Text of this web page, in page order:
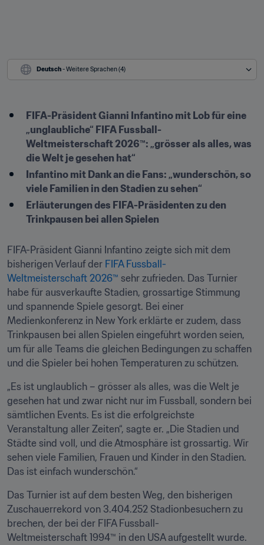
Deutsch - Weitere Sprachen (4)
FIFA-Präsident Gianni Infantino mit Lob für eine
„unglaubliche“ FIFA Fussball-
Weltmeisterschaft 2026™: „grösser als alles, was
die Welt je gesehen hat“
Infantino mit Dank an die Fans: „wunderschön, so
viele Familien in den Stadien zu sehen“
Erläuterungen des FIFA-Präsidenten zu den
Trinkpausen bei allen Spielen
FIFA-Präsident Gianni Infantino zeigte sich mit dem
bisherigen Verlauf der FIFA Fussball-
Weltmeisterschaft 2026™ sehr zufrieden. Das Turnier
habe für ausverkaufte Stadien, grossartige Stimmung
und spannende Spiele gesorgt. Bei einer
Medienkonferenz in New York erklärte er zudem, dass
Trinkpausen bei allen Spielen eingeführt worden seien,
um für alle Teams die gleichen Bedingungen zu schaffen
und die Spieler bei hohen Temperaturen zu schützen.
„Es ist unglaublich – grösser als alles, was die Welt je
gesehen hat und zwar nicht nur im Fussball, sondern bei
sämtlichen Events. Es ist die erfolgreichste
Veranstaltung aller Zeiten“, sagte er. „Die Stadien und
Städte sind voll, und die Atmosphäre ist grossartig. Wir
sehen viele Familien, Frauen und Kinder in den Stadien.
Das ist einfach wunderschön.“
Das Turnier ist auf dem besten Weg, den bisherigen
Zuschauerrekord von 3.404.252 Stadionbesuchern zu
brechen, der bei der FIFA Fussball-
Weltmeisterschaft 1994™ in den USA aufgestellt wurde.